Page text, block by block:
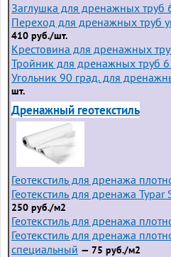
Заглушка для дренажных труб
Переход для дренажных труб
410 руб./шт.
Крестовина для дренажных
Тройник для дренажных труб
Угольник 90 град. для
шт.
Дренажный геотекстиль
Геотекстиль для дренажа
Геотекстиль для дренажа
250 руб./м2
Геотекстиль для дренажа
Геотекстиль для дренажа
специальный — 75 руб./м2